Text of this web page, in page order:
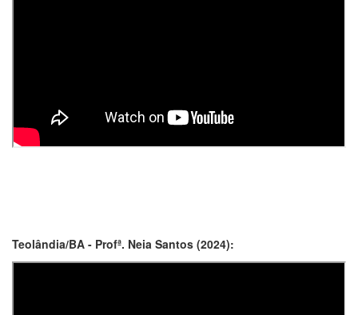
Teolândia/BA - Profª. Neia Santos (2024):